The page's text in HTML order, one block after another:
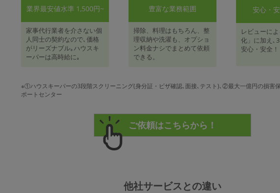
業界最安値水準 1,500円~
家事代行業者を介さない個
人同士の契約なので､価格
がリーズナブル｡ハウスキ
ーパーは高時給に｡
豊富な業務範囲
掃除、料理はもちろん、整
理収納や洗濯も、オプショ
ン料金ナシでまとめて依頼
できる。
安心・
レビューに
化」に加え､
安心・安全！
※①ハウスキーパーの3段階スクリーニング(身分証・ビザ確認､面接､テスト)､②最大一億円の損害
ポートセンター
他社サービスとの違い